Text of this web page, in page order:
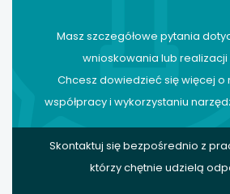
Masz szczegółowe pytania
wnioskowania lub
Chcesz dowiedzieć się więcej o
współpracy i wykorzystaniu
Skontaktuj się bezpośrednio z
którzy chętnie udzielą